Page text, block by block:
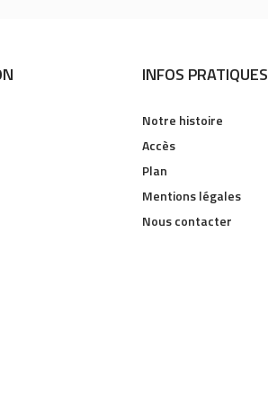
INFOS PRATIQUES
Notre histoire
Accès
Plan
Mentions légales
Nous contacter